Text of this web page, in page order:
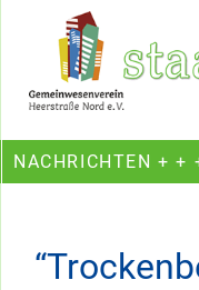
Ein Projekt des
NACHRICHTEN + +